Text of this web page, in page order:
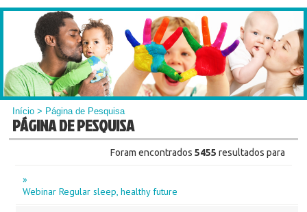
Início > Página de Pesquisa
PÁGINA DE PESQUISA
Foram encontrados 5455resultados para
»
Webinar Regular sleep, healthy future